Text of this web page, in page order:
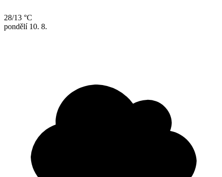
28/13 °C
pondělí 10. 8.